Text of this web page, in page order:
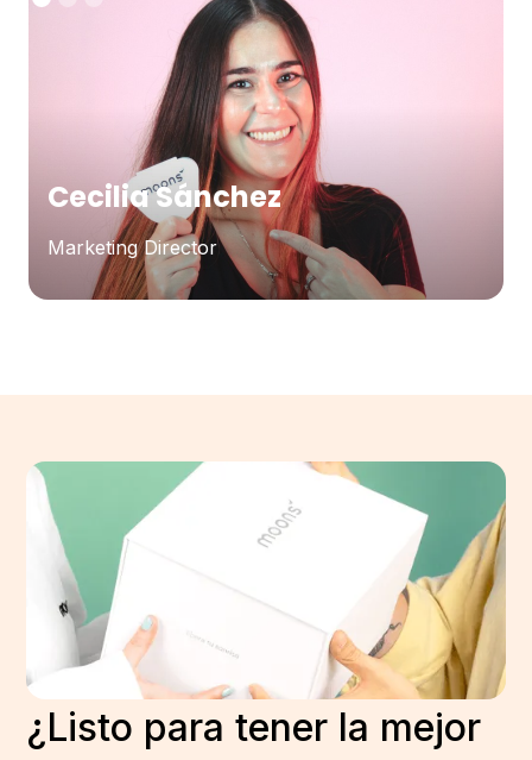
Cecilia Sánchez
Marketing Director
¿Listo para tener la mejor